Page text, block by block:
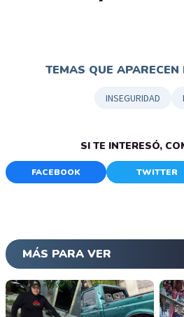
TEMAS QUE APARECEN
INSEGURIDAD
SI TE INTERESÓ,
FACEBOOK TWITTER
MÁS PARA VER